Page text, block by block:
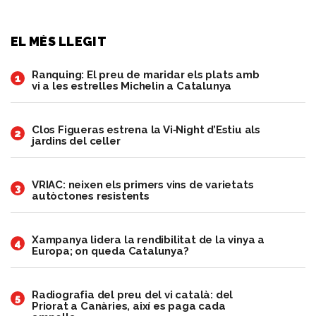
EL MÉS LLEGIT
1
Ranquing: El preu de maridar els plats amb
vi a les estrelles Michelin a Catalunya
2
Clos Figueras estrena la Vi‑Night d’Estiu als
jardins del celler
3
VRIAC: neixen els primers vins de varietats
autòctones resistents
4
Xampanya lidera la rendibilitat de la vinya a
Europa; on queda Catalunya?
5
Radiografia del preu del vi català: del
Priorat a Canàries, així es paga cada